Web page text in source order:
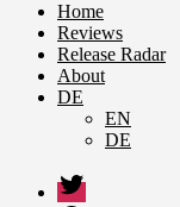
Home
Reviews
Release Radar
About
DE
EN
DE
Twitter